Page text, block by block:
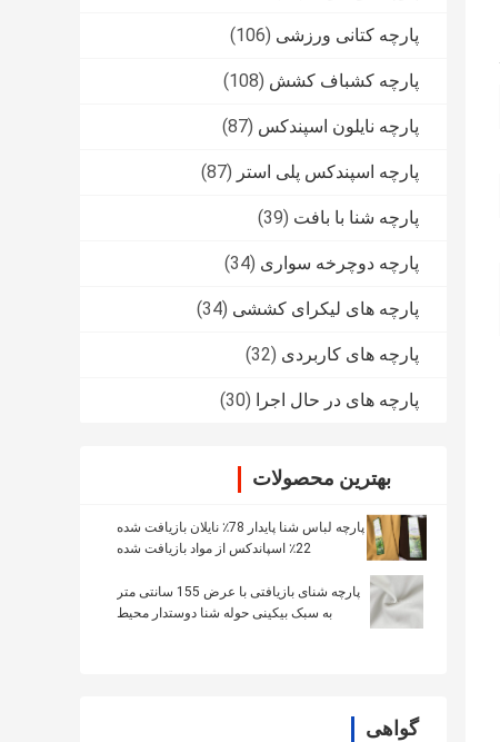
پارچه کتانی ورزشی (106)
پارچه کشباف کشش (108)
پارچه نایلون اسپندکس (87)
پارچه اسپندکس پلی استر (87)
پارچه شنا با بافت (39)
پارچه دوچرخه سواری (34)
پارچه های لیکرای کششی (34)
پارچه های کاربردی (32)
پارچه های در حال اجرا (30)
بهترین محصولات
پارچه لباس شنا پایدار 78٪ نایلان بازیافت شده
22٪ اسپاندکس از مواد بازیافت شده
پارچه شنای بازیافتی با عرض 155 سانتی متر
به سبک بیکینی حوله شنا دوستدار محیط
گواهی